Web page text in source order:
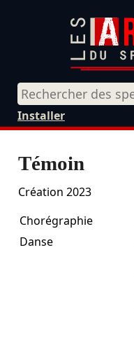
Installer
Témoin
Création 2023
Chorégraphie
Danse